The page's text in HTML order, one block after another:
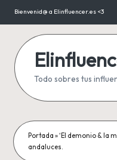
Saltar
contenido
Bienvenid@ a Elinfluencer.es <3
Todo sobres tus
Portada »‘El demonio & la
andaluces.